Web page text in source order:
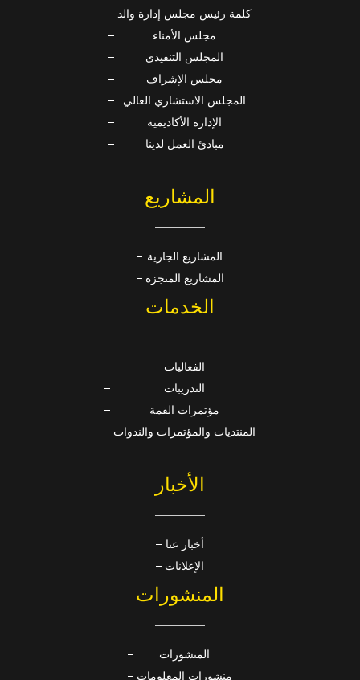
كلمة رئيس مجلس إدارة والد
مجلس الأمناء
المجلس التنفيذي
مجلس الإشراف
المجلس الاستشاري العالي
الإدارة الأكاديمية
مبادئ العمل لدينا
المشاريع
المشاريع الجارية
المشاريع المنجزة
الخدمات
الفعاليات
التدريبات
مؤتمرات القمة
المنتديات والمؤتمرات والندوات
الأخبار
أخبار عنا
الإعلانات
المنشورات
المنشورات
منشورات المعلومات